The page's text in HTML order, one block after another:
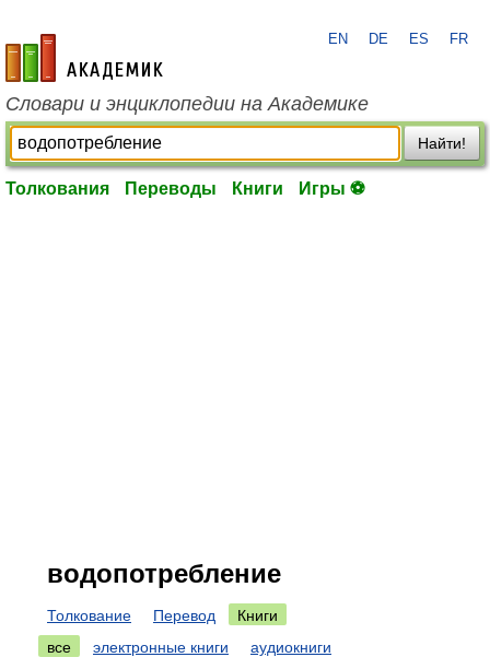
academic.ru
EN DE ES FR
Словари и энциклопедии на Академике
Найти!
Толкования Переводы Книги Игры ⚽
водопотребление
Толкование Перевод
Книги
все
электронные книги
аудиокниги